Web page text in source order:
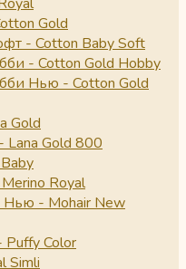
Gold
- Cotton Baby Soft
- Cotton Gold Hobby
Нью - Cotton Gold
Gold
Lana Gold 800
Royal
Нью - Mohair New
Color
Simli